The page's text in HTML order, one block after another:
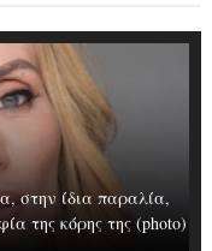
στην ίδια παραλία,
της κόρης της (photo)